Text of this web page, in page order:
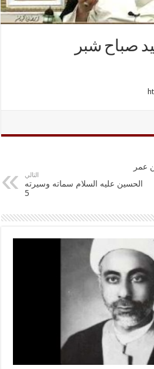
عمر
التالي
الحسين عليه السلام سماته وسيرته
5